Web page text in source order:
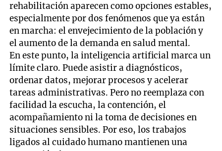
rehabilitación aparecen como opciones estables,
especialmente por dos fenómenos que ya están
en marcha: el envejecimiento de la población y
el aumento de la demanda en salud mental.
En este punto, la inteligencia artificial marca un
límite claro. Puede asistir a diagnósticos,
ordenar datos, mejorar procesos y acelerar
tareas administrativas. Pero no reemplaza con
facilidad la escucha, la contención, el
acompañamiento ni la toma de decisiones en
situaciones sensibles. Por eso, los trabajos
ligados al cuidado humano mantienen una